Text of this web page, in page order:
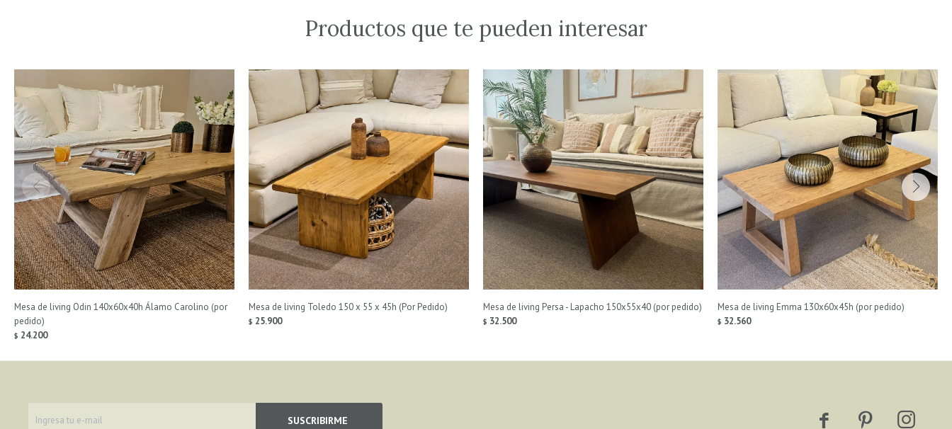
Productos que te pueden interesar
Mesa de living Odin 140x60x40h Álamo Carolino (por
pedido)
$ 24.200
Mesa de living Toledo 150 x 55 x 45h (Por Pedido)
$ 25.900
Mesa de living Persa - Lapacho 150x55x40 (por pedido)
$ 32.500
Mesa de living Emma 130x60x45h (por pedido)
$ 32.560
SUSCRIBIRME   